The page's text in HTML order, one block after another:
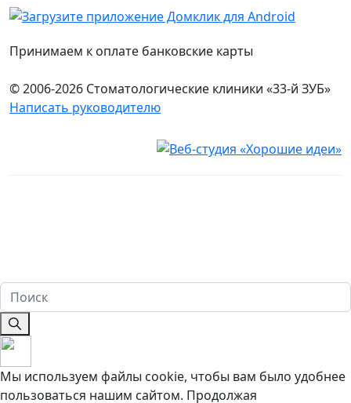
Принимаем к оплате банковские карты
© 2006-2026 Стоматологические клиники «33-й ЗУБ»
Написать руководителю
Мы используем файлы cookie, чтобы вам было удобнее
пользоваться нашим сайтом. Продолжая